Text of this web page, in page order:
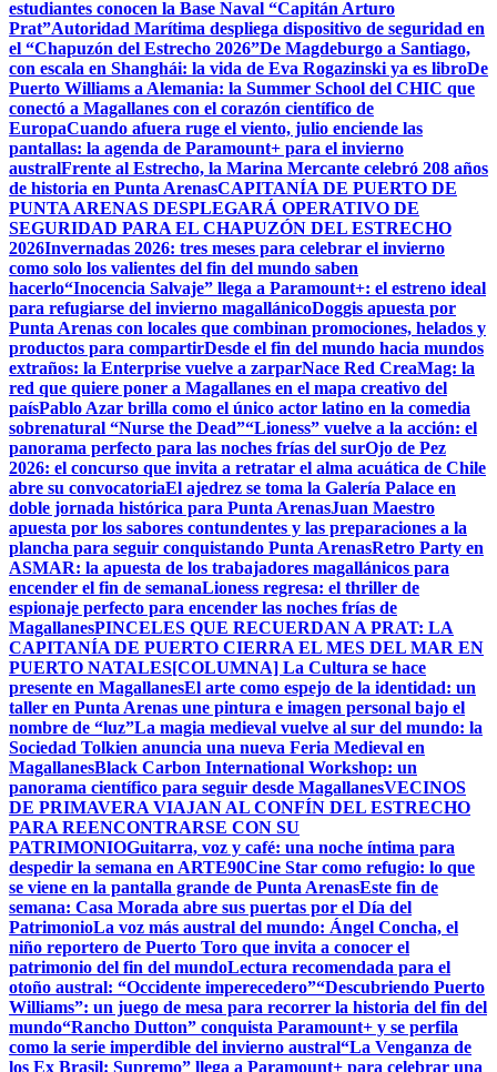
estudiantes conocen la Base Naval “Capitán Arturo
Prat”Autoridad Marítima despliega dispositivo de seguridad en
el “Chapuzón del Estrecho 2026”De Magdeburgo a Santiago,
con escala en Shanghái: la vida de Eva Rogazinski ya es libroDe
Puerto Williams a Alemania: la Summer School del CHIC que
conectó a Magallanes con el corazón científico de
EuropaCuando afuera ruge el viento, julio enciende las
pantallas: la agenda de Paramount+ para el invierno
australFrente al Estrecho, la Marina Mercante celebró 208 años
de historia en Punta ArenasCAPITANÍA DE PUERTO DE
PUNTA ARENAS DESPLEGARÁ OPERATIVO DE
SEGURIDAD PARA EL CHAPUZÓN DEL ESTRECHO
2026Invernadas 2026: tres meses para celebrar el invierno
como solo los valientes del fin del mundo saben
hacerlo“Inocencia Salvaje” llega a Paramount+: el estreno ideal
para refugiarse del invierno magallánicoDoggis apuesta por
Punta Arenas con locales que combinan promociones, helados y
productos para compartirDesde el fin del mundo hacia mundos
extraños: la Enterprise vuelve a zarparNace Red CreaMag: la
red que quiere poner a Magallanes en el mapa creativo del
paísPablo Azar brilla como el único actor latino en la comedia
sobrenatural “Nurse the Dead”“Lioness” vuelve a la acción: el
panorama perfecto para las noches frías del surOjo de Pez
2026: el concurso que invita a retratar el alma acuática de Chile
abre su convocatoriaEl ajedrez se toma la Galería Palace en
doble jornada histórica para Punta ArenasJuan Maestro
apuesta por los sabores contundentes y las preparaciones a la
plancha para seguir conquistando Punta ArenasRetro Party en
ASMAR: la apuesta de los trabajadores magallánicos para
encender el fin de semanaLioness regresa: el thriller de
espionaje perfecto para encender las noches frías de
MagallanesPINCELES QUE RECUERDAN A PRAT: LA
CAPITANÍA DE PUERTO CIERRA EL MES DEL MAR EN
PUERTO NATALES[COLUMNA] La Cultura se hace
presente en MagallanesEl arte como espejo de la identidad: un
taller en Punta Arenas une pintura e imagen personal bajo el
nombre de “luz”La magia medieval vuelve al sur del mundo: la
Sociedad Tolkien anuncia una nueva Feria Medieval en
MagallanesBlack Carbon International Workshop: un
panorama científico para seguir desde MagallanesVECINOS
DE PRIMAVERA VIAJAN AL CONFÍN DEL ESTRECHO
PARA REENCONTRARSE CON SU
PATRIMONIOGuitarra, voz y café: una noche íntima para
despedir la semana en ARTE90Cine Star como refugio: lo que
se viene en la pantalla grande de Punta ArenasEste fin de
semana: Casa Morada abre sus puertas por el Día del
PatrimonioLa voz más austral del mundo: Ángel Concha, el
niño reportero de Puerto Toro que invita a conocer el
patrimonio del fin del mundoLectura recomendada para el
otoño austral: “Occidente imperecedero”“Descubriendo Puerto
Williams”: un juego de mesa para recorrer la historia del fin del
mundo“Rancho Dutton” conquista Paramount+ y se perfila
como la serie imperdible del invierno austral“La Venganza de
los Ex Brasil: Supremo” llega a Paramount+ para celebrar una